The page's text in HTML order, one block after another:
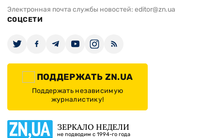
Электронная почта службы новостей: editor@zn.ua
СОЦСЕТИ
ПОДДЕРЖАТЬ ZN.UA
Поддержать независимую
журналистику!
ЗЕРКАЛО НЕДЕЛИ
не подводим с 1994-го года